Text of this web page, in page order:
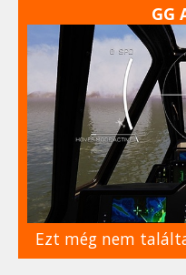
GG
Ezt még nem